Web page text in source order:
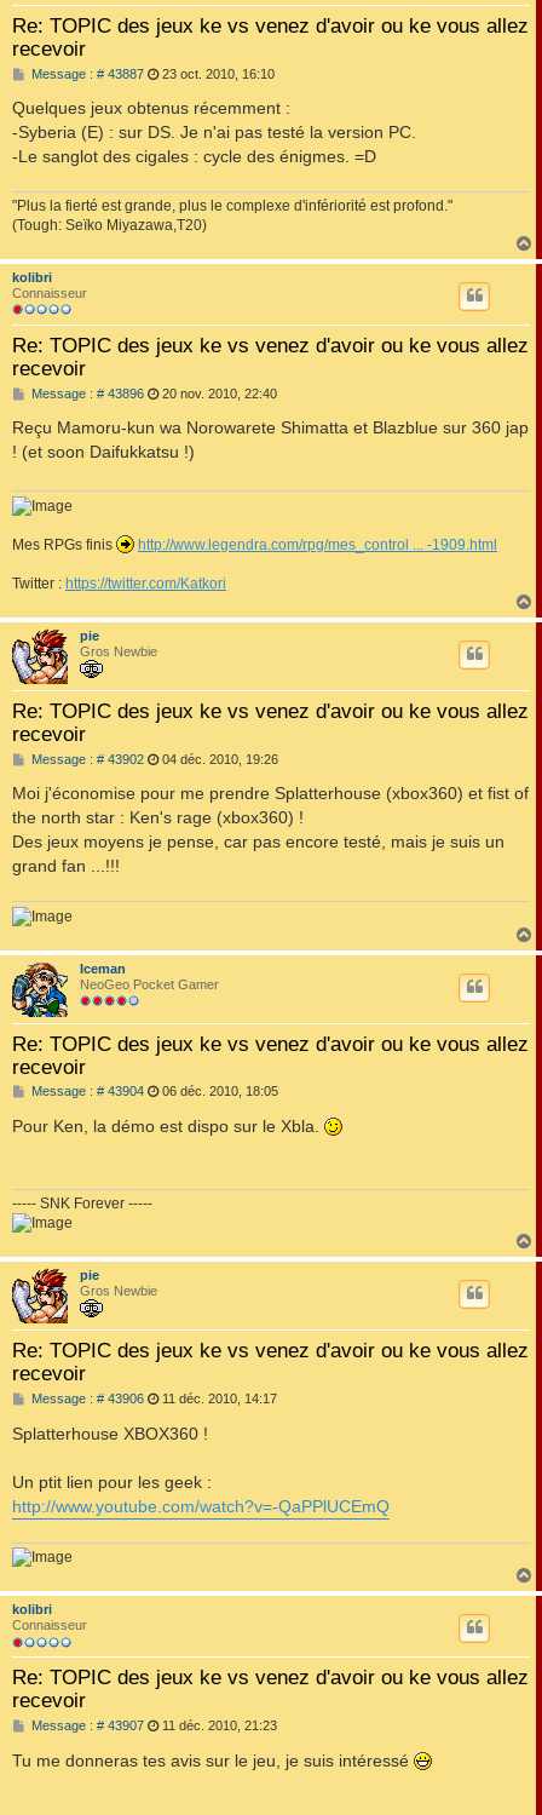
Re: TOPIC des jeux ke vs venez d'avoir ou ke vous allez
recevoir
Message : # 43887M
s
a
g
e
23 oct. 2010, 16:10
Quelques jeux obtenus récemment :
-Syberia (E) : sur DS. Je n'ai pas testé la version PC.
-Le sanglot des cigales : cycle des énigmes. =D
"Plus la fierté est grande, plus le complexe d'infériorité est profond."
(Tough: Seïko Miyazawa,T20)
a
kolibri
Connaisseur
Re: TOPIC des jeux ke vs venez d'avoir ou ke vous allez
recevoir
Message : # 43896M
s
a
20 nov. 2010, 22:40
Reçu Mamoru-kun wa Norowarete Shimatta et Blazblue sur 360 jap
! (et soon Daifukkatsu !)
Mes RPGs finis http://www.legendra.com/rpg/mes_control ... -1909.html
Twitter : https://twitter.com/Katkori
a
pie
Gros Newbie
Re: TOPIC des jeux ke vs venez d'avoir ou ke vous allez
recevoir
Message : # 43902M
s
s
a
g
e
04 déc. 2010, 19:26
Moi j'économise pour me prendre Splatterhouse (xbox360) et fist of
the north star : Ken's rage (xbox360) !
Des jeux moyens je pense, car pas encore testé, mais je suis un
grand fan ...!!!
a
Iceman
NeoGeo Pocket Gamer
Re: TOPIC des jeux ke vs venez d'avoir ou ke vous allez
recevoir
Message : # 43904M
s
06 déc. 2010, 18:05
Pour Ken, la démo est dispo sur le Xbla.
----- SNK Forever -----
a
pie
Gros Newbie
Re: TOPIC des jeux ke vs venez d'avoir ou ke vous allez
recevoir
Message : # 43906M
s
e
11 déc. 2010, 14:17
Splatterhouse XBOX360 !
Un ptit lien pour les geek :
http://www.youtube.com/watch?v=-QaPPlUCEmQ
a
kolibri
Connaisseur
Re: TOPIC des jeux ke vs venez d'avoir ou ke vous allez
recevoir
Message : # 43907M
s
s
11 déc. 2010, 21:23
Tu me donneras tes avis sur le jeu, je suis intéressé